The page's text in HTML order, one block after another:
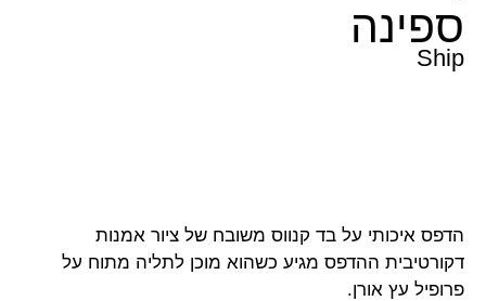
ספינה
Ship
הדפס איכותי על בד קנווס משובח של ציור אמנות
דקורטיבית ההדפס מגיע כשהוא מוכן לתליה מתוח על
פרופיל עץ אורן.